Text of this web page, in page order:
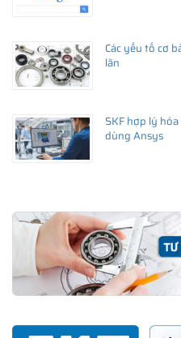
Các yếu tố cơ
lăn
SKF hợp lý
dùng Ansys